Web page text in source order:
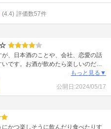
(4.4) 評価数57件
☆
、日本酒のことや、会社、恋愛の話
です。お酒が飲めたら楽しいのだろ
もっと見る▼
公開日:2024/05/17
かつ楽しそうに飲んだり食べたりす